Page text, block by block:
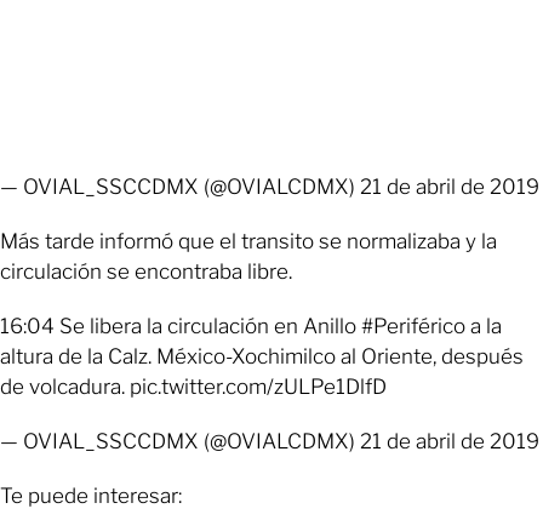
— OVIAL_SSCCDMX (@OVIALCDMX) 21 de abril de 2019
Más tarde informó que el transito se normalizaba y la
circulación se encontraba libre.
16:04 Se libera la circulación en Anillo #Periférico a la
altura de la Calz. México-Xochimilco al Oriente, después
de volcadura. pic.twitter.com/zULPe1DlfD
— OVIAL_SSCCDMX (@OVIALCDMX) 21 de abril de 2019
Te puede interesar: